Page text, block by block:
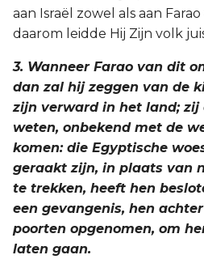
aan Israël zowel als aan
daarom leidde Hij Zijn volk
3. Wanneer Farao van dit
dan zal hij zeggen van de
zijn verward in het land; zij
weten, onbekend met de
komen: die Egyptische
geraakt zijn, in plaats van
te trekken, heeft hen
een gevangenis, hen
poorten opgenomen, om
laten gaan.